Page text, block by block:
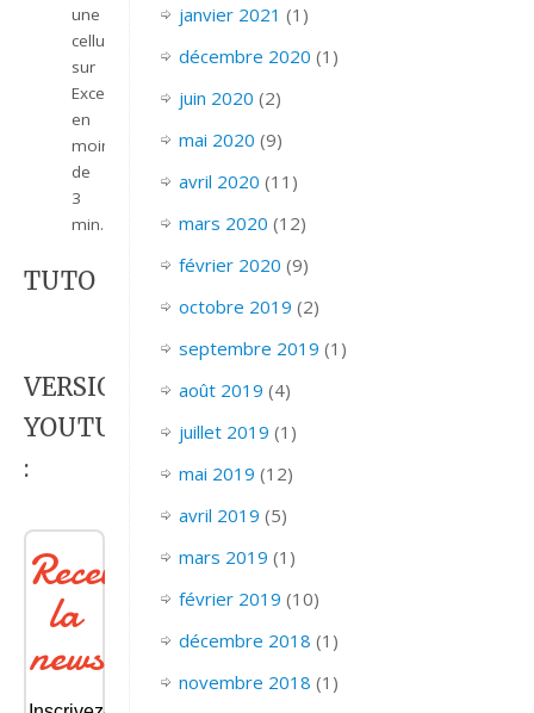
une
cellule
sur
Excel
en
moins
de
3
min.
TUTO
VERSION
YOUTUBE
:
Recevoir
la
newsletter
janvier 2021 (1)
décembre 2020 (1)
juin 2020 (2)
mai 2020 (9)
avril 2020 (11)
mars 2020 (12)
février 2020 (9)
octobre 2019 (2)
septembre 2019 (1)
août 2019 (4)
juillet 2019 (1)
mai 2019 (12)
avril 2019 (5)
mars 2019 (1)
février 2019 (10)
décembre 2018 (1)
novembre 2018 (1)